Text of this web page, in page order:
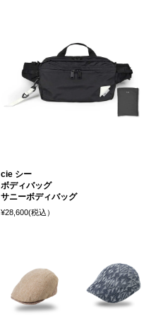
cie シー
ボディバッグ
サニーボディバッグ
¥28,600(税込）